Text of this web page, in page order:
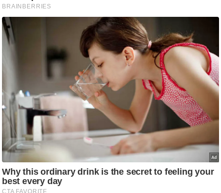
ए
म
.
आ
ई
चा
य
प
र
स
मी